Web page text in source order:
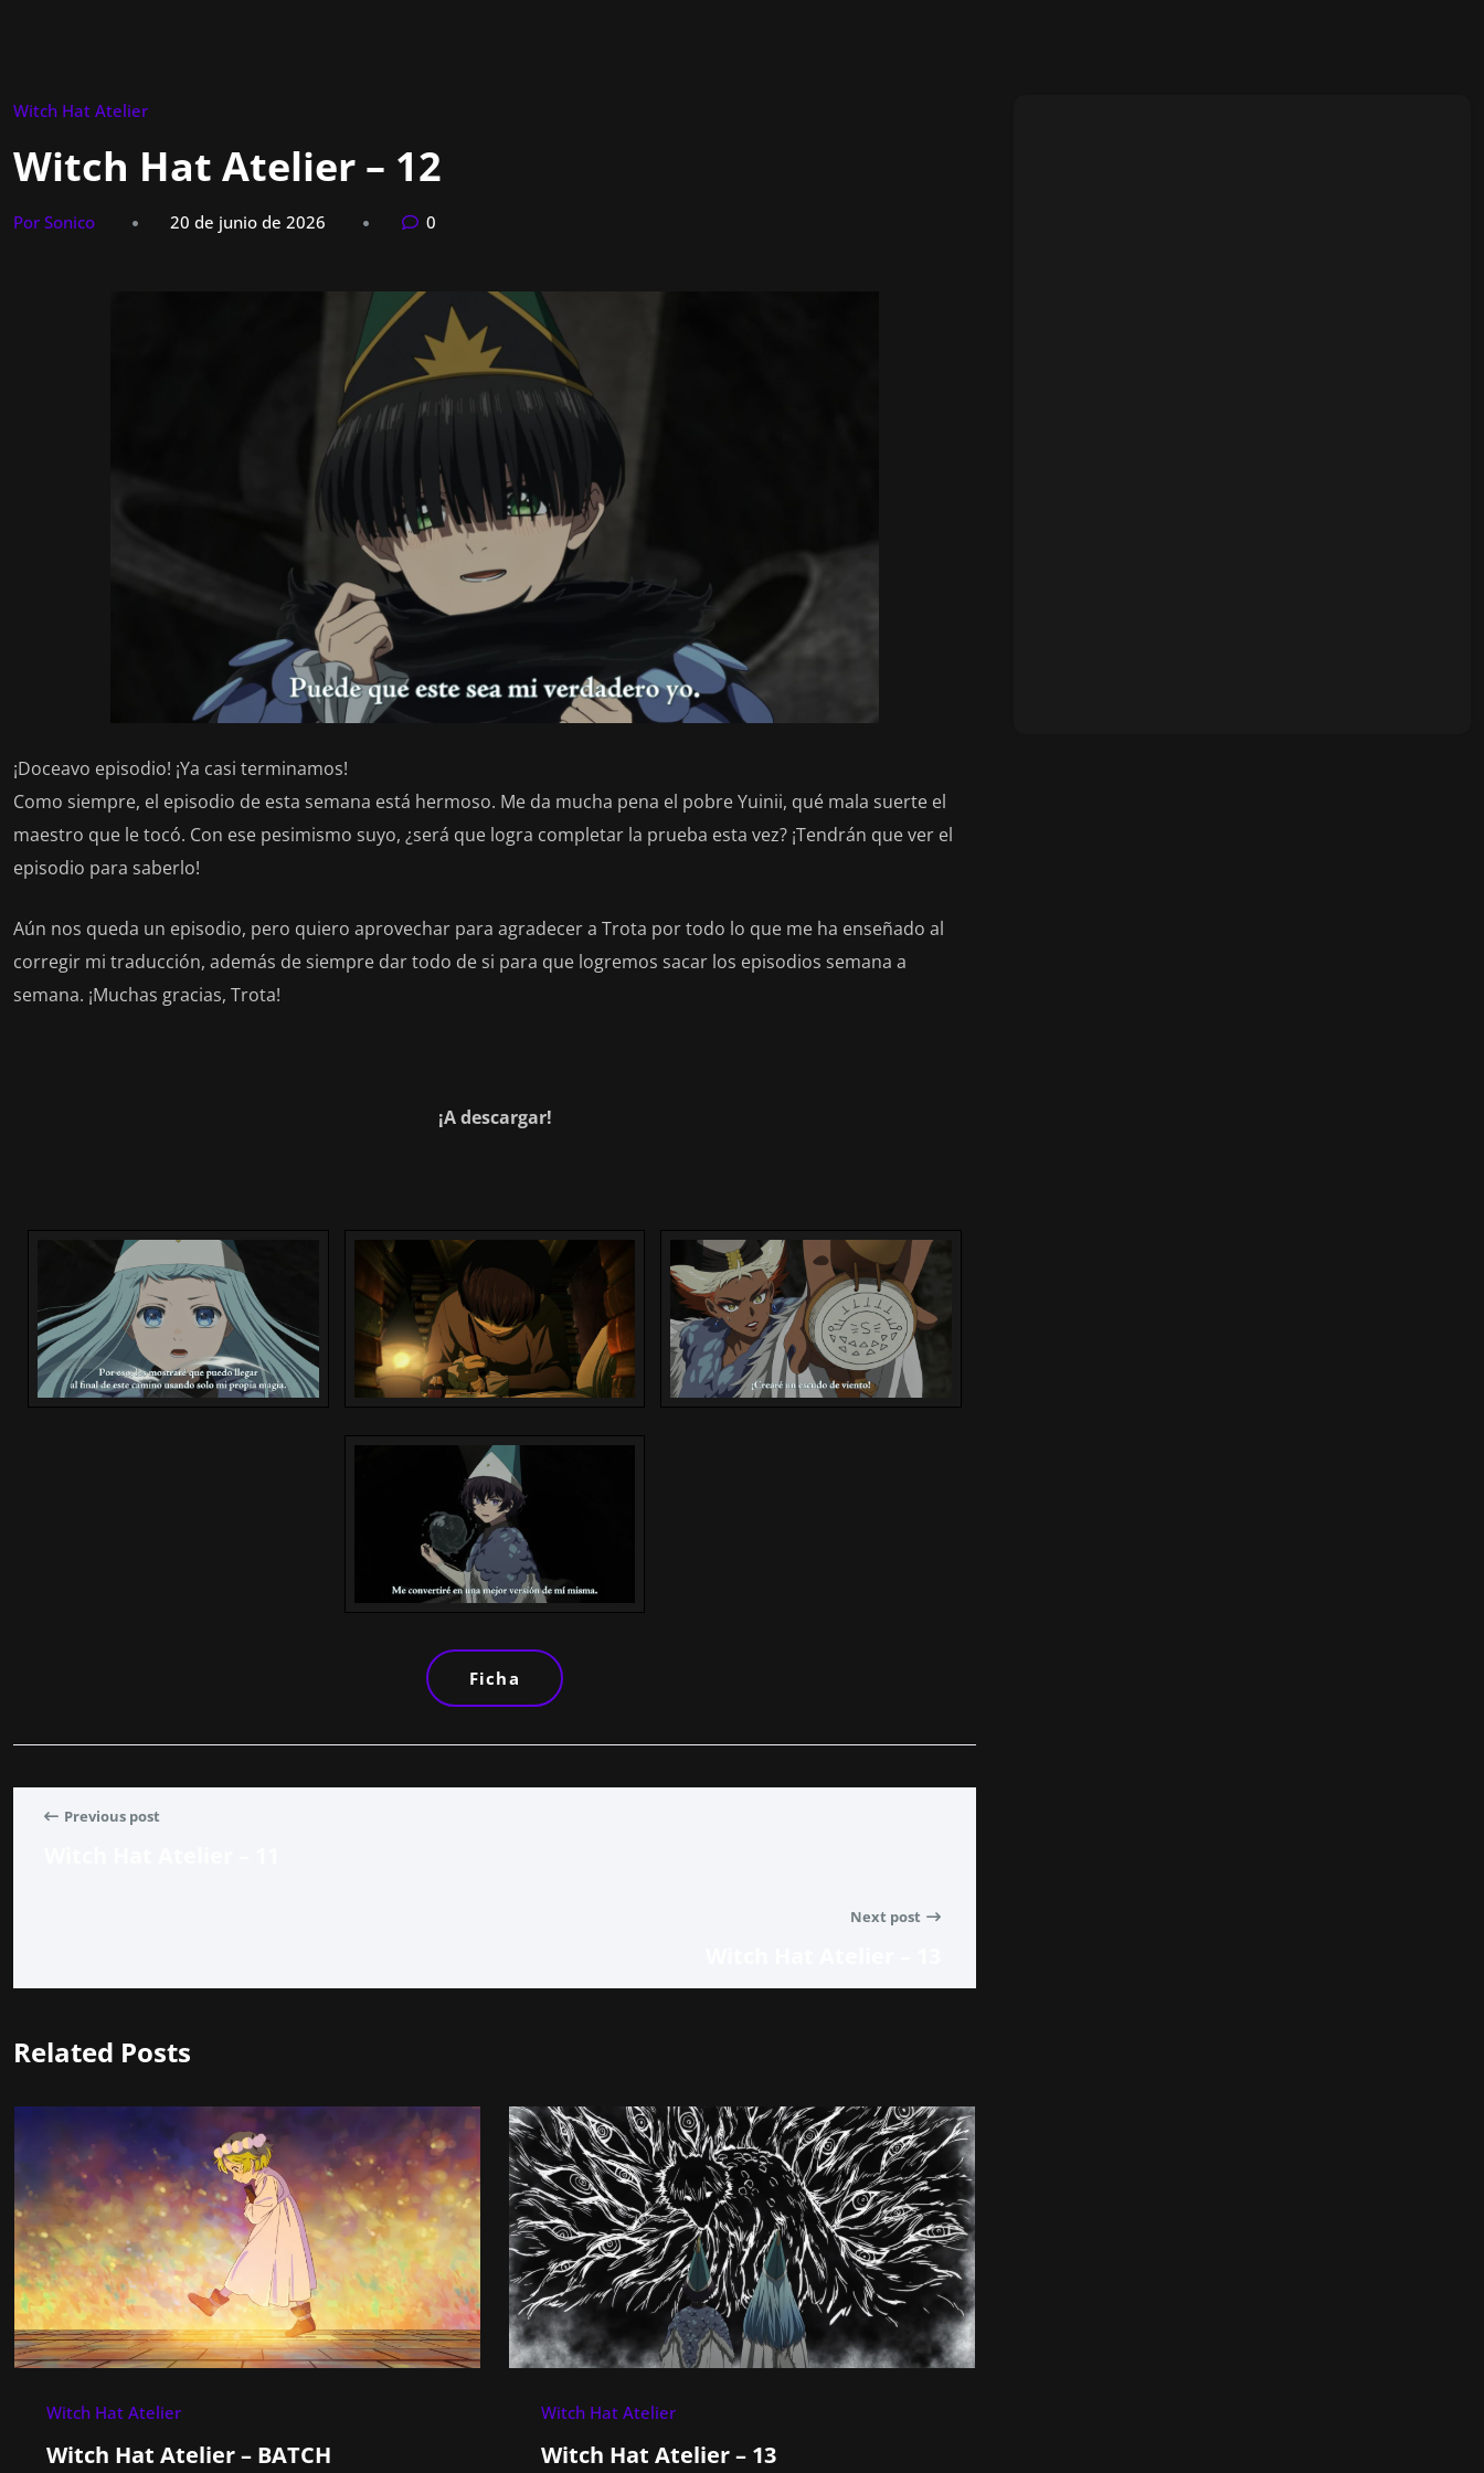
Witch Hat Atelier
Witch Hat Atelier – 12
Por Sonico 20 de junio de 2026 0
¡Doceavo episodio! ¡Ya casi terminamos!
Como siempre, el episodio de esta semana está hermoso. Me da mucha pena el pobre Yuinii, qué mala suerte el
maestro que le tocó. Con ese pesimismo suyo, ¿será que logra completar la prueba esta vez? ¡Tendrán que ver el
episodio para saberlo!
Aún nos queda un episodio, pero quiero aprovechar para agradecer a Trota por todo lo que me ha enseñado al
corregir mi traducción, además de siempre dar todo de si para que logremos sacar los episodios semana a
semana. ¡Muchas gracias, Trota!
¡A descargar!
Ficha
Previous post
Next post
Related Posts
Witch Hat Atelier
Witch Hat Atelier – BATCH
Witch Hat Atelier
Witch Hat Atelier – 13